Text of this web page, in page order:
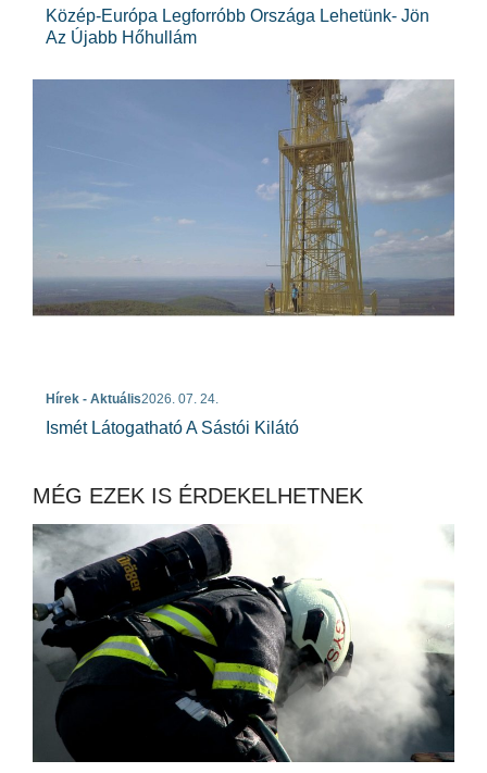
Közép-Európa Legforróbb Országa Lehetünk- Jön
Az Újabb Hőhullám
Hírek - Aktuális2026. 07. 24.
Ismét Látogatható A Sástói Kilátó
MÉG EZEK IS ÉRDEKELHETNEK